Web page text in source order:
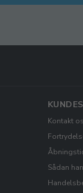
Kontakt os
Sådan